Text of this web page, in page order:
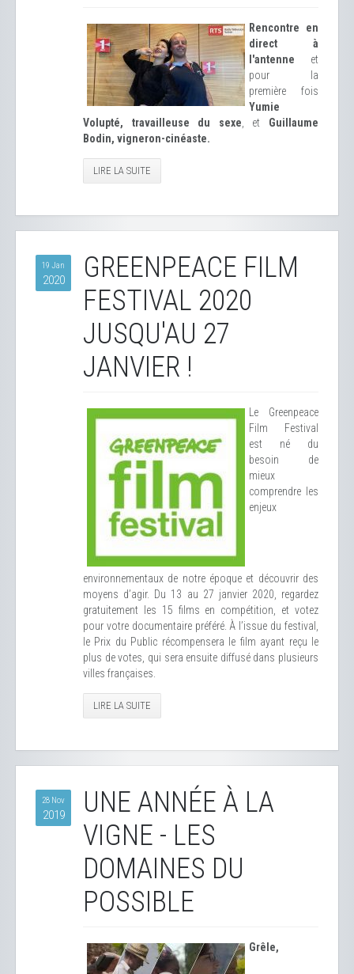
Rencontre en
direct à
l'antenne et
pour la
première fois
Yumie
Volupté, travailleuse du sexe , et Guillaume
Bodin, vigneron-cinéaste.
LIRE LA SUITE
19 Jan
2020
GREENPEACE FILM
FESTIVAL 2020
JUSQU'AU 27
JANVIER !
Le Greenpeace
Film Festival
est né du
besoin de
mieux
comprendre les
enjeux
environnementaux de notre époque et découvrir des
moyens d’agir. Du 13 au 27 janvier 2020, regardez
gratuitement les 15 films en compétition, et votez
pour votre documentaire préféré. À l’issue du festival,
le Prix du Public récompensera le film ayant reçu le
plus de votes, qui sera ensuite diffusé dans plusieurs
villes françaises.
LIRE LA SUITE
28 Nov
2019
UNE ANNÉE À LA
VIGNE - LES
DOMAINES DU
POSSIBLE
Grêle,